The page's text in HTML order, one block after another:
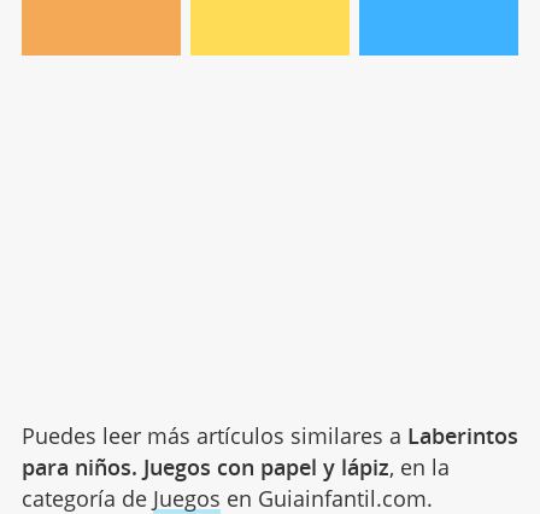
Puedes leer más artículos similares a Laberintos
para niños. Juegos con papel y lápiz, en la
categoría de Juegos en Guiainfantil.com.